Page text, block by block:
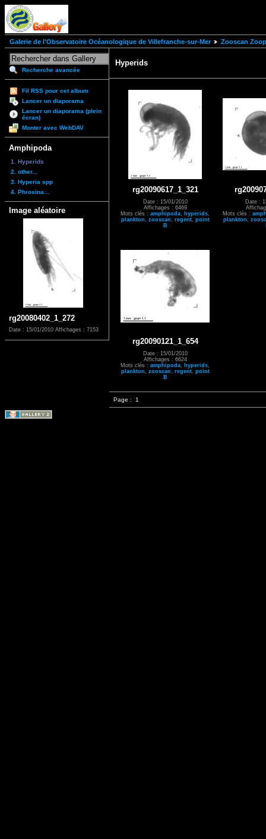
Galerie de l'Observatoire Océanologique de Villefranche-sur-Mer Zooscan
Recherche avancée
Fil RSS pour cet album
Lancer un diaporama
Lancer un diaporama (plein
écran)
Monter avec WebDAV
Amphipoda
1. Hyperids
2. other...
3. Hyperia spp
4. Phrosina...
Image aléatoire
rg20080402_1_272
Date : 15/01/2010 Affichages : 7153
Hyperids
rg20090617_1_321
Date : 15/01/2010
Affichages : 6469
Mots clés : amphipoda hyperids
plankton
zooscan regent, point
B
Date :
Mots clés :
plankton
rg20090121_1_654
Date : 15/01/2010
Affichages : 6624
Mots clés : amphipoda hyperids
plankton
zooscan regent, point
B
Page : 1